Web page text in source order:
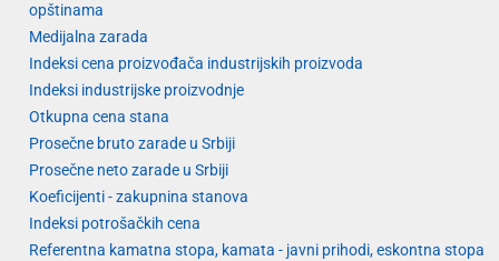
opštinama
Medijalna zarada
Indeksi cena proizvođača industrijskih proizvoda
Indeksi industrijske proizvodnje
Otkupna cena stana
Prosečne bruto zarade u Srbiji
Prosečne neto zarade u Srbiji
Koeficijenti - zakupnina stanova
Indeksi potrošačkih cena
Referentna kamatna stopa, kamata - javni prihodi, eskontna stopa